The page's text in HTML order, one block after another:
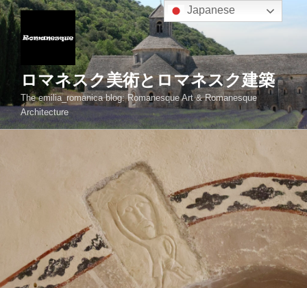
コ
ン
ス
キ
ロマネスク美術とロマネスク建築
The emilia_romanica blog: Romanesque Art & Romanesque
Architecture
Japanese